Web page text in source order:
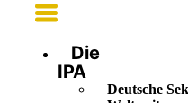
Main
Menu
Die
IPA
Deutsche